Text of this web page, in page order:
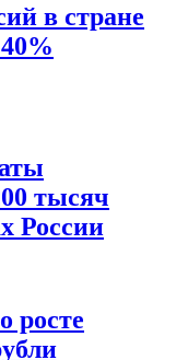
в стране
тысяч
России
росте